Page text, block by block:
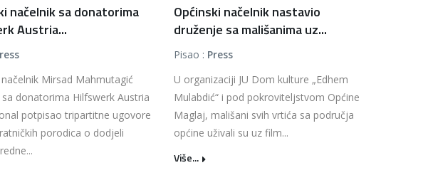
načelnik sa donatorima
Austria...
Mirsad Mahmutagić
donatorima Hilfswerk Austria
potpisao tripartitne ugovore
porodica o dodjeli
Općinski načelnik nastavio
druženje sa mališanima uz...
Pisao : Press
U organizaciji JU Dom kulture „Edhem
Mulabdić“ i pod pokroviteljstvom Općine
Maglaj, mališani svih vrtića sa područja
općine uživali su uz film...
Više...